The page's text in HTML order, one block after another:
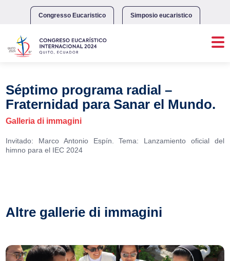
Congresso Eucaristico Simposio eucaristico
Séptimo programa radial –
Fraternidad para Sanar el Mundo.
Galleria di immagini
Invitado: Marco Antonio Espín. Tema: Lanzamiento oficial del
himno para el IEC 2024
Altre gallerie di immagini